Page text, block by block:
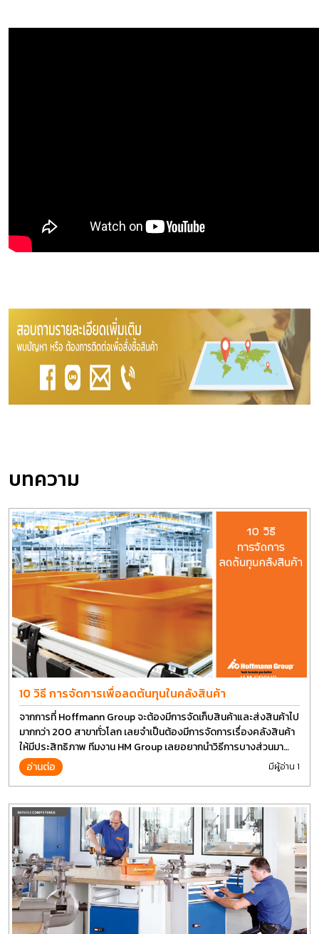
บทความ
10 วิธี การจัดการเพื่อลดต้นทุนในคลังสินค้า
จากการที่ Hoffmann Group จะต้องมีการจัดเก็บสินค้าและส่งสินค้าไป
มากกว่า 200 สาขาทั่วโลก เลยจำเป็นต้องมีการจัดการเรื่องคลังสินค้า
ให้มีประสิทธิภาพ ทีมงาน HM Group เลยอยากนำวิธีการบางส่วนมา
แบ่งปันกัน
อ่านต่อ มีผู้อ่าน 1